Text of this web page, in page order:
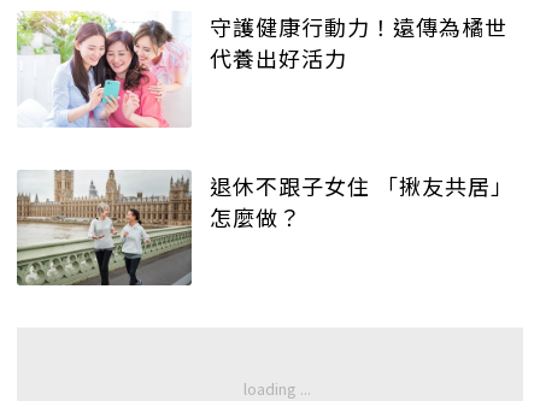
守護健康行動力！遠傳為橘世
代養出好活力
退休不跟子女住 「揪友共居」
怎麼做？